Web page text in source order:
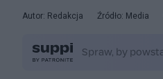
Autor: Redakcja Źródło: Media